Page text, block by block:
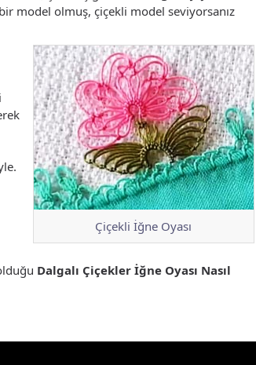
model olmuş, çiçekli model seviyorsanız
Çiçekli İğne Oyası
Dalgalı Çiçekler İğne Oyası Nasıl